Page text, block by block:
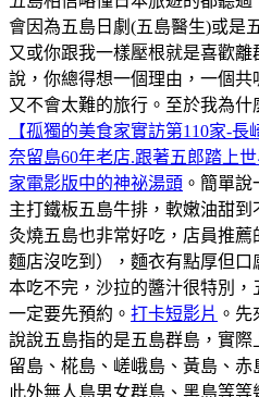
會因為五島日劇(五島醫生)或是
又或你跟我一樣壓根就是喜歡
說，你總得想一個理由，一個
又不會太難的旅行。至於我為
【孤獨的美食家實訪第110家-
奈留島60年老店.跟著五郎踏上
家電影版中的神祕湯頭 。簡單
主打鐵板五島牛排，軟嫩油甜到
灸燒五島也非常好吃，店員推
麵店沒吃到），麵衣有點厚但
本吃不完，沙拉的醬汁很特別
一定要先預約。 打卡短影片 。
說說五島指的是五島群島，實
留島、椛島、嵯峨島、黃島、赤
此外無人島男女群島、黑島等